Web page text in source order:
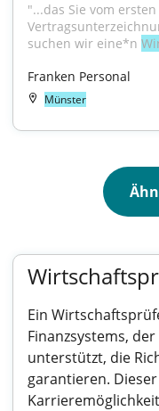
"...das Sie vom
suchen wir eine*n
Franken Personal
Münster
Ein
Finanzsystems,
unterstützt, die
garantieren.